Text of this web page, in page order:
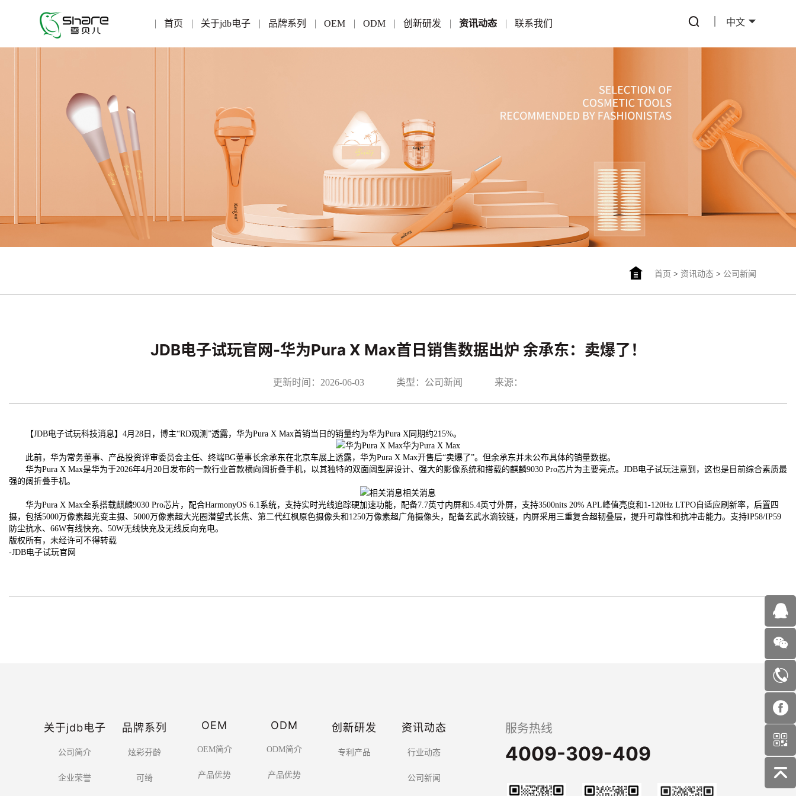
首页 关于jdb电子 品牌系列 OEM ODM 创新研发 资讯动态 联系我们 中文
首页 > 资讯动态> 公司新闻
JDB电子试玩官网-华为Pura X Max首日销售数据出炉 余承东：卖爆了！
更新时间：2026-06-03 类型：公司新闻 来源：
【JDB电子试玩科技消息】4月28日，博主“RD观测”透露，华为Pura X Max首销当日的销量约为华为Pura X同期约215%。
华为Pura X Max
此前，华为常务董事、产品投资评审委员会主任、终端BG董事长余承东在北京车展上透露，华为Pura X Max开售后“卖爆了”。但余承东并未公布具体的销量数据。
华为Pura X Max是华为于2026年4月20日发布的一款行业首款横向阔折叠手机，以其独特的双面阔型屏设计、强大的影像系统和搭载的麒麟9030 Pro芯片为主要亮点。JDB电子试玩注意到，这也是目前综合素质最
强的阔折叠手机。
相关消息
华为Pura X Max全系搭载麒麟9030 Pro芯片，配合HarmonyOS 6.1系统，支持实时光线追踪硬加速功能，配备7.7英寸内屏和5.4英寸外屏，支持3500nits 20% APL峰值亮度和1-120Hz LTPO自适应刷新率，后置四
摄，包括5000万像素超光变主摄、5000万像素超大光圈潜望式长焦、第二代红枫原色摄像头和1250万像素超广角摄像头，配备玄武水滴铰链，内屏采用三重复合超韧叠层，提升可靠性和抗冲击能力。支持IP58/IP59
防尘抗水、66W有线快充、50W无线快充及无线反向充电。
版权所有，未经许可不得转载
-JDB电子试玩官网
关于jdb电子
公司简介
企业荣誉
品牌系列
炫彩芬龄
可绮
OEM
OEM简介
产品优势
ODM
ODM简介
产品优势
创新研发
专利产品
资讯动态
行业动态
公司新闻
服务热线
4009-309-409